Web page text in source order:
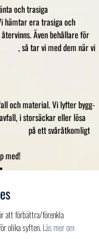
och trasiga
hämtar era trasiga och
Även behållare för
, så tar vi med dem när vi
och material. Vi lyfter bygg-
i storsäckar eller lösa
på ett svåråtkomligt
med!
eller en större utrensning?
i olika former och
er fastighet. Oavsett om det
att förbättra/förenkla
olika syften.Läs mer om